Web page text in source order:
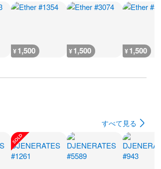
¥1,500 ¥1,500 ¥1,500
すべて見る